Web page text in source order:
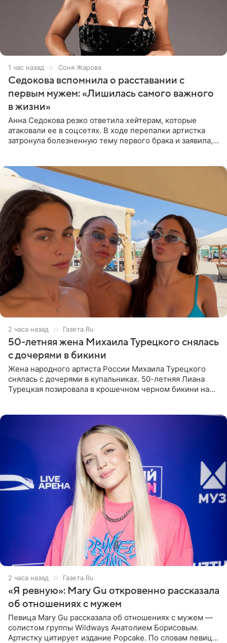
1 час назад Соня Жарова
Седокова вспомнила о расставании с
первым мужем: «Лишилась самого важного
в жизни»
Анна Седокова резко ответила хейтерам, которые
атаковали ее в соцсетях. В ходе перепалки артистка
затронула болезненную тему первого брака и заявила,
2 часа назад Газета.Ru
50-летняя жена Михаила Турецкого снялась
с дочерями в бикини
Жена народного артиста России Михаила Турецкого
снялась с дочерями в купальниках. 50-летняя Лиана
Турецкая позировала в крошечном черном бикини на
2 часа назад Газета.Ru
«Я ревную»: Mary Gu откровенно рассказала
об отношениях с мужем
Певица Mary Gu рассказала об отношениях с мужем —
солистом группы Wildways Анатолием Борисовым.
Артистку цитирует издание Popcake. По словам певицы,